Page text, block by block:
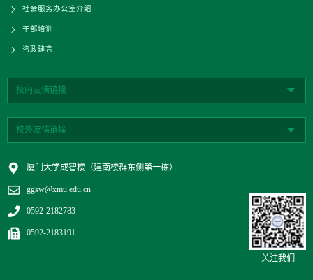
社会服务办公室介绍
干部培训
咨政建言
校内友情链接
校外友情链接
厦门大学成智楼（建南楼群东侧第一栋）
ggsw@xmu.edu.cn
0592-2182783
0592-2183191
关注我们